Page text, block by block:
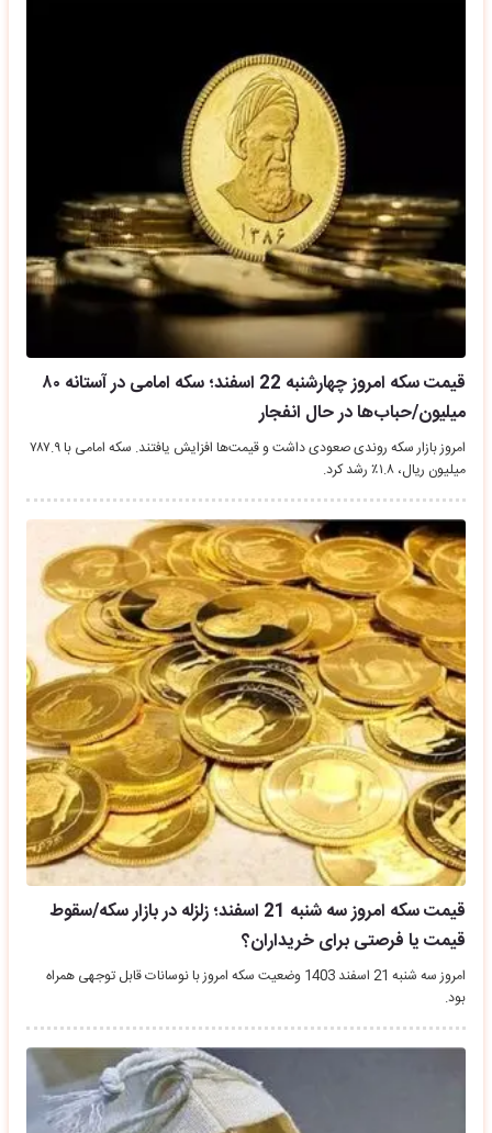
قیمت سکه امروز چهارشنبه 22 اسفند؛ سکه امامی در آستانه ۸۰
میلیون/حباب‌ها در حال انفجار
امروز بازار سکه روندی صعودی داشت و قیمت‌ها افزایش یافتند. سکه امامی با ۷۸۷.۹
میلیون ریال، ۱.۸٪ رشد کرد.
قیمت سکه امروز سه شنبه 21 اسفند؛ زلزله در بازار سکه/سقوط
قیمت یا فرصتی برای خریداران؟
امروز سه شنبه 21 اسفند 1403 وضعیت سکه امروز با نوسانات قابل توجهی همراه
بود.